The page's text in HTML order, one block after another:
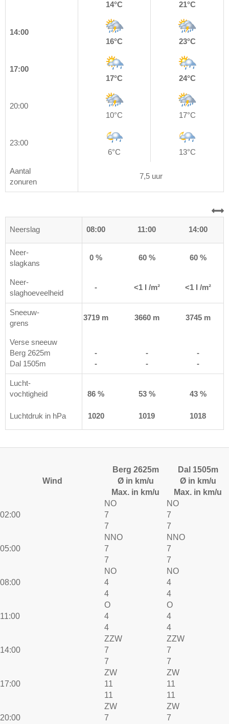
14°C
21°C
14:00
16°C
23°C
17:00
17°C
24°C
20:00
10°C
17°C
23:00
6°C
13°C
Aantal
zonuren
7,5 uur
Neerslag05:00 08:00 11:00 14:00
Neer-
slagkans
0 % 60 % 60 %
Neer-
slaghoeveelheid
- <1 l /m² <1 l /m²
Sneeuw-
grens
3515 m 3719 m 3660 m 3745 m
Verse sneeuw
Berg 2625m
Dal 1505m
-
-
-
-
-
-
-
-
Lucht-
vochtigheid
93 % 86 % 53 % 43 %
Luchtdruk in hPa
1020 1020 1019 1018
Wind
Berg 2625m
Ø in km/u
Max. in km/u
Dal 1505m
Ø in km/u
Max. in km/u
02:00
NO
7
7
NO
7
7
05:00
NNO
7
7
NNO
7
7
08:00
NO
4
4
NO
4
4
11:00
O
4
4
O
4
4
14:00
ZZW
7
7
ZZW
7
7
17:00
ZW
11
11
ZW
11
11
20:00
ZW
7
ZW
7